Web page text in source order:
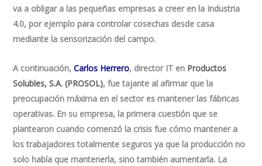
va a obligar a las pequeñas empresas a creer en la Industria
4.0, por ejemplo para controlar cosechas desde casa
mediante la sensorización del campo.
A continuación,Carlos Herrero, director IT en Productos
Solubles, S.A. (PROSOL), fue tajante al afirmar que la
preocupación máxima en el sector es mantener las fábricas
operativas. En su empresa, la primera cuestión que se
plantearon cuando comenzó la crisis fue cómo mantener a
los trabajadores totalmente seguros ya que la producción no
solo había que mantenerla, sino también aumentarla. La